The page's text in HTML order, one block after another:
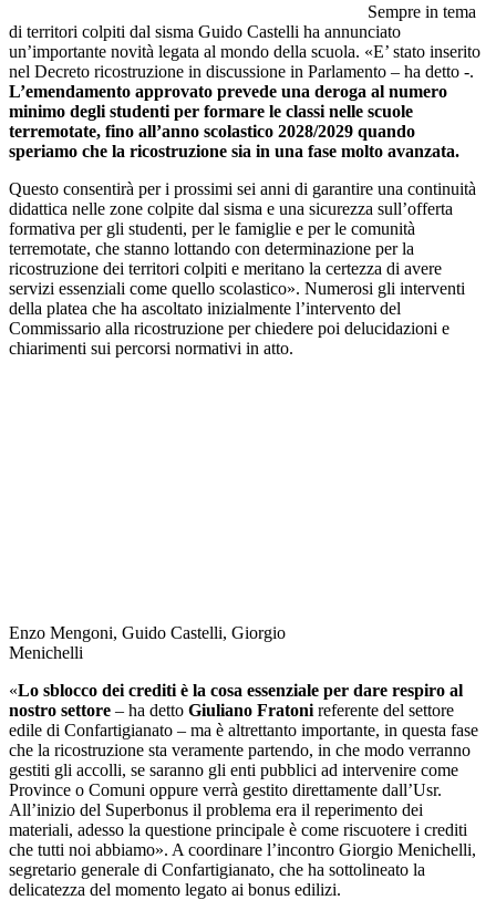
Sempre in tema
di territori colpiti dal sisma Guido Castelli ha annunciato
un’importante novità legata al mondo della scuola. «E’ stato inserito
nel Decreto ricostruzione in discussione in Parlamento – ha detto -.
L’emendamento approvato prevede una deroga al numero
minimo degli studenti per formare le classi nelle scuole
terremotate, fino all’anno scolastico 2028/2029 quando
speriamo che la ricostruzione sia in una fase molto avanzata.
Questo consentirà per i prossimi sei anni di garantire una continuità
didattica nelle zone colpite dal sisma e una sicurezza sull’offerta
formativa per gli studenti, per le famiglie e per le comunità
terremotate, che stanno lottando con determinazione per la
ricostruzione dei territori colpiti e meritano la certezza di avere
servizi essenziali come quello scolastico». Numerosi gli interventi
della platea che ha ascoltato inizialmente l’intervento del
Commissario alla ricostruzione per chiedere poi delucidazioni e
chiarimenti sui percorsi normativi in atto.
Enzo Mengoni, Guido Castelli, Giorgio
Menichelli
«Lo sblocco dei crediti è la cosa essenziale per dare respiro al
nostro settore – ha detto Giuliano Fratoni referente del settore
edile di Confartigianato – ma è altrettanto importante, in questa fase
che la ricostruzione sta veramente partendo, in che modo verranno
gestiti gli accolli, se saranno gli enti pubblici ad intervenire come
Province o Comuni oppure verrà gestito direttamente dall’Usr.
All’inizio del Superbonus il problema era il reperimento dei
materiali, adesso la questione principale è come riscuotere i crediti
che tutti noi abbiamo». A coordinare l’incontro Giorgio Menichelli,
segretario generale di Confartigianato, che ha sottolineato la
delicatezza del momento legato ai bonus edilizi.